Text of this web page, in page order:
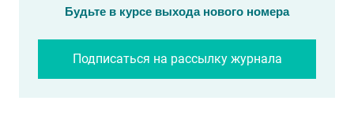
Будьте в курсе выхода нового номера
Подписаться на рассылку журнала